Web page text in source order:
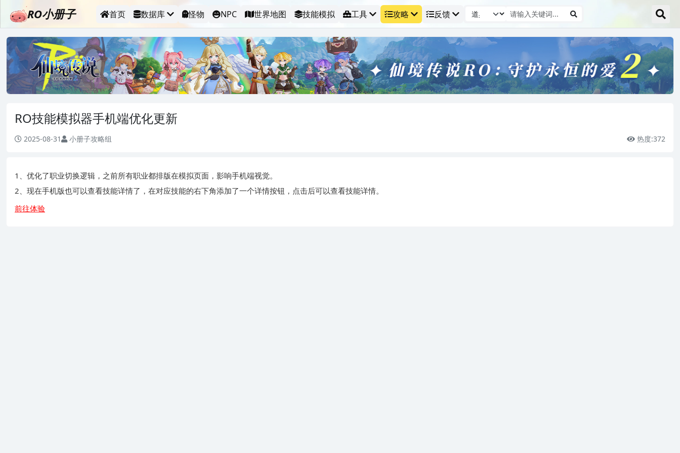
RO小册子 首页 数据库 怪物 NPC 世界地图 技能模拟 工具 攻略 反馈
RO技能模拟器手机端优化更新
2025-08-31 小册子攻略组 热度:372
1、优化了职业切换逻辑，之前所有职业都排版在模拟页面，影响手机端视觉。
2、现在手机版也可以查看技能详情了，在对应技能的右下角添加了一个详情按钮，点击后可以查看技能详情。
前往体验